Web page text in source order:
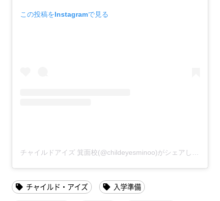
この投稿をInstagramで見る
チャイルドアイズ 箕面校(@childeyesminoo)がシェアした投稿
チャイルド・アイズ
入学準備